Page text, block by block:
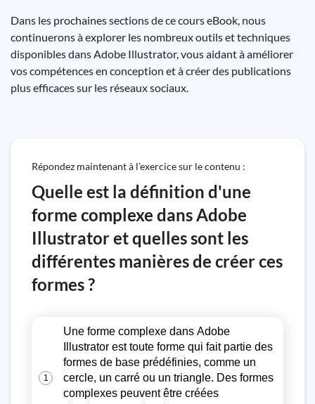
Dans les prochaines sections de ce cours eBook, nous
continuerons à explorer les nombreux outils et techniques
disponibles dans Adobe Illustrator, vous aidant à améliorer
vos compétences en conception et à créer des publications
plus efficaces sur les réseaux sociaux.
Répondez maintenant à l’exercice sur le contenu :
Quelle est la définition d'une
forme complexe dans Adobe
Illustrator et quelles sont les
différentes manières de créer ces
formes ?
1
Une forme complexe dans Adobe
Illustrator est toute forme qui fait partie des
formes de base prédéfinies, comme un
cercle, un carré ou un triangle. Des formes
complexes peuvent être créées